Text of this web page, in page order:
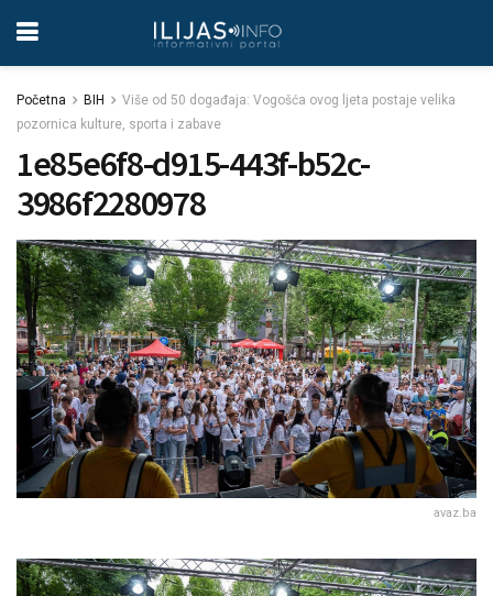
Početna BIH
Više od 50 događaja: Vogošća ovog ljeta postaje velika
pozornica kulture, sporta i zabave
1e85e6f8-d915-443f-b52c-
3986f2280978
avaz.ba